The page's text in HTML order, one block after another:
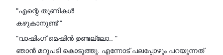
"എന്റെ തുണികൾ
കഴുകാനുണ്ട് "
"വാഷിംഗ്‌ മെഷിൻ ഉണ്ടല്ലോ.. "
ഞാൻ മറുപടി കൊടുത്തു. എന്നോട് പലപ്പോഴും പറയുന്നത്